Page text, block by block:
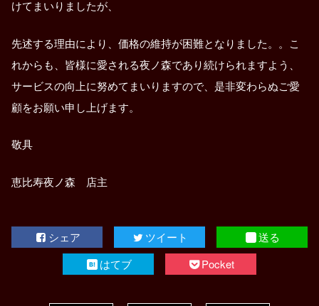
けてまいりましたが、
先述する理由により、価格の維持が困難となりました。。こ
れからも、皆様に愛される夜ノ森であり続けられますよう、
サービスの向上に努めてまいりますので、是非変わらぬご愛
顧をお願い申し上げます。
敬具
恵比寿夜ノ森 店主
シェア ツイート
送る
はてブ
Pocket